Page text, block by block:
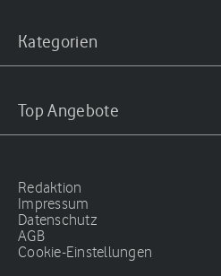
Kategorien
Top Angebote
Redaktion
Impressum
Datenschutz
AGB
Cookie-Einstellungen